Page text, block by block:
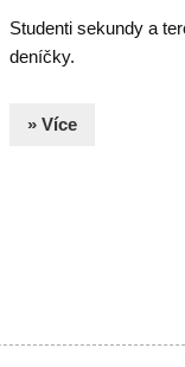
Studenti sekundy a
deníčky.
» Více